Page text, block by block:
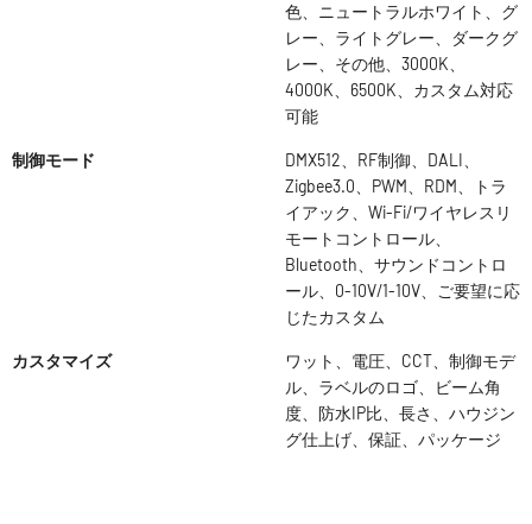
色、ニュートラルホワイト、グ
レー、ライトグレー、ダークグ
レー、その他、3000K、
4000K、6500K、カスタム対応
可能
制御モード
DMX512、RF制御、DALI、
Zigbee3.0、PWM、RDM、トラ
イアック、Wi-Fi/ワイヤレスリ
モートコントロール、
Bluetooth、サウンドコントロ
ール、0-10V/1-10V、ご要望に応
じたカスタム
カスタマイズ
ワット、電圧、CCT、制御モデ
ル、ラベルのロゴ、ビーム角
度、防水IP比、長さ、ハウジン
グ仕上げ、保証、パッケージ